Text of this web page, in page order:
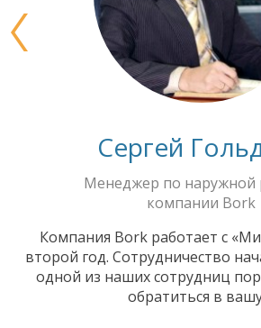
Сергей
Менеджер по наружной
компании Bork
Компания Bork работает с
второй год. Сотрудничество
одной из наших сотрудниц
обратиться в вашу